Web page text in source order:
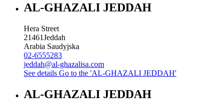
AL-GHAZALI JEDDAH
Hera Street
21461Jeddah
Arabia Saudyjska
02-6555283
jeddah@al-ghazalisa.com
See details Go to the 'AL-GHAZALI JEDDAH'
AL-GHAZALI JEDDAH